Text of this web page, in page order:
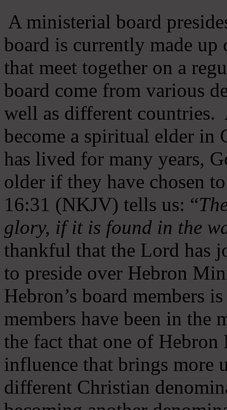
A ministerial board
board is currently made
that meet together on a
board come from various
well as different countries.
become a spiritual elder in
has lived for many years,
older if they have chosen
16:31 (NKJV) tells us: “
glory, if it is found in the
thankful that the Lord has
to preside over Hebron
Hebron’s board members
members have been in
the fact that one of
influence that brings more
different Christian